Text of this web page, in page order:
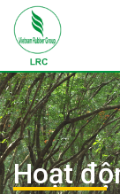
Hoạt